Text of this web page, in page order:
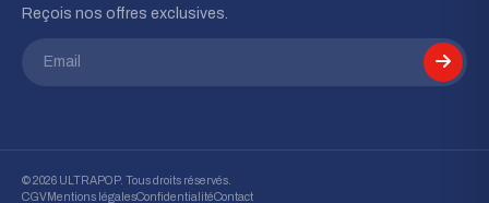
Reçois nos offres exclusives.
Email
© 2026 ULTRAPOP. Tous droits réservés.
CGVMentions légalesConfidentialitéContact